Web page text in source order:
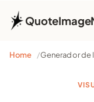
Home Generador de